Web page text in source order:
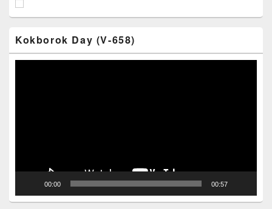
Kokborok Day (V-658)
00:00 00:57